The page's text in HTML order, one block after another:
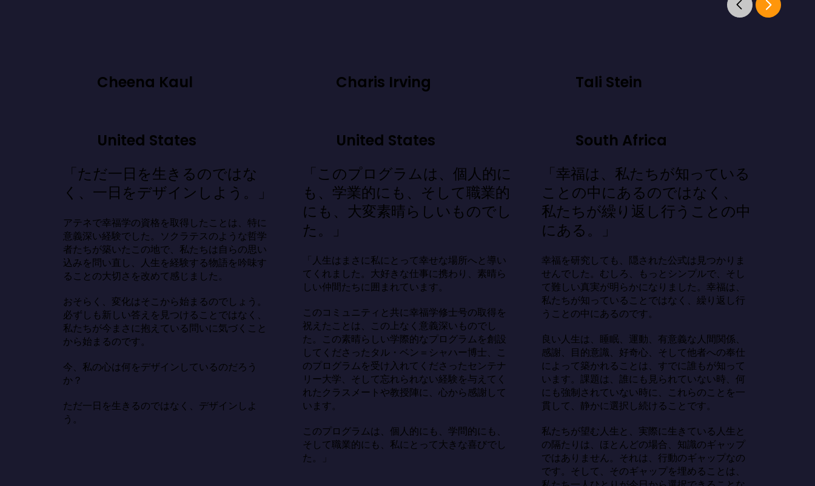
Cheena Kaul
United States
「ただ一日を生きるのではな
く、一日をデザインしよう。」
アテネで幸福学の資格を取得したことは、特に
意義深い経験でした。ソクラテスのような哲学
者たちが築いたこの地で、私たちは自らの思い
込みを問い直し、人生を経験する物語を吟味す
ることの大切さを改めて感じました。
おそらく、変化はそこから始まるのでしょう。
必ずしも新しい答えを見つけることではなく、
私たちが今まさに抱えている問いに気づくこと
から始まるのです。
今、私の心は何をデザインしているのだろう
か？
ただ一日を生きるのではなく、デザインしよ
う。
Charis Irving
United States
「このプログラムは、個人的に
も、学業的にも、そして職業的
にも、大変素晴らしいものでし
た。」
「人生はまさに私にとって幸せな場所へと導い
てくれました。大好きな仕事に携わり、素晴ら
しい仲間たちに囲まれています。
このコミュニティと共に幸福学修士号の取得を
祝えたことは、この上なく意義深いものでし
た。この素晴らしい学際的なプログラムを創設
してくださったタル・ベン＝シャハー博士、こ
のプログラムを受け入れてくださったセンテナ
リー大学、そして忘れられない経験を与えてく
れたクラスメートや教授陣に、心から感謝して
います。
このプログラムは、個人的にも、学問的にも、
そして職業的にも、私にとって大きな喜びでし
た。」
Tali Stein
South Africa
「幸福は、私たちが知っている
ことの中にあるのではなく、
私たちが繰り返し行うことの中
にある。」
幸福を研究しても、隠された公式は見つかりま
せんでした。むしろ、もっとシンプルで、そし
て難しい真実が明らかになりました。幸福は、
私たちが知っていることではなく、繰り返し行
うことの中にあるのです。
良い人生は、睡眠、運動、有意義な人間関係、
感謝、目的意識、好奇心、そして他者への奉仕
によって築かれることは、すでに誰もが知って
います。課題は、誰にも見られていない時、何
にも強制されていない時に、これらのことを一
貫して、静かに選択し続けることです。
私たちが望む人生と、実際に生きている人生と
の隔たりは、ほとんどの場合、知識のギャップ
ではありません。それは、行動のギャップなの
です。そして、そのギャップを埋めることは、